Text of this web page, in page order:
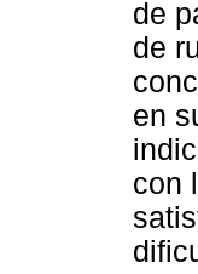
de
de
en
con